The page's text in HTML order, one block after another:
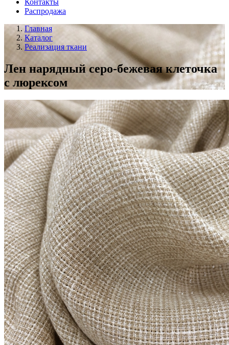
Контакты
Распродажа
Главная
Каталог
Реализация ткани
Лен нарядный серо-бежевая клеточка
с люрексом